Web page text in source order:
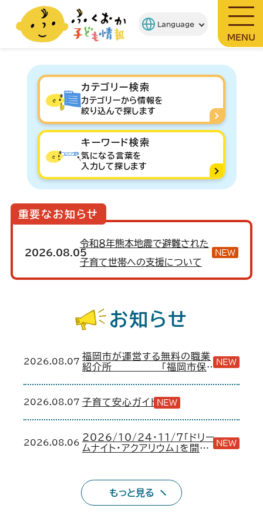
MENU
カテゴリー検索
カテゴリーから情報を
絞り込んで探します
キーワード検索
気になる言葉を
入力して探します
重要なお知らせ
2026.08.05
令和８年熊本地震で避難された
子育て世帯への支援について
NEW
お知らせ
2026.08.07
福岡市が運営する無料の職業
紹介所 「福岡市保育NEW
2026.08.07 子育て安心ガイドNEW
2026.08.06
2026/10/24・11/7「ドリー
ムナイト・アクアリウム」を開催
NEW
もっと見る